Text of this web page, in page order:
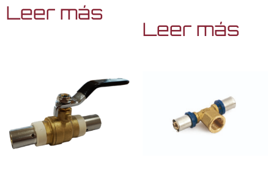
Leer más
Leer más